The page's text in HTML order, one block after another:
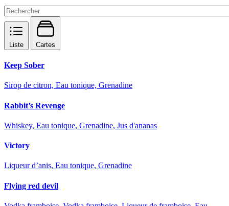
Liste Cartes
Keep Sober
Sirop de citron, Eau tonique, Grenadine
Rabbit’s Revenge
Whiskey, Eau tonique, Grenadine, Jus d'ananas
Victory
Liqueur d’anis, Eau tonique, Grenadine
Flying red devil